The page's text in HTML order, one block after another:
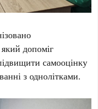
допоміг
самооцінку
з однолітками.